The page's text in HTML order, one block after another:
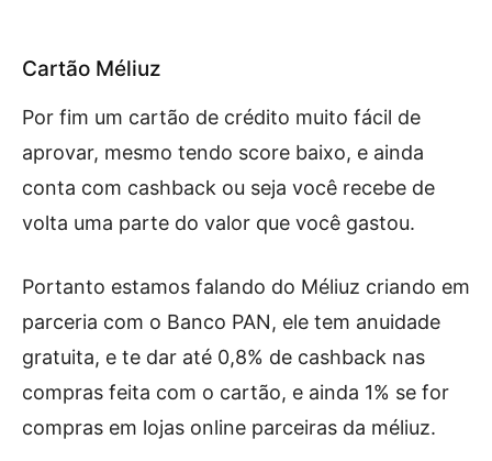
Cartão Méliuz
Por fim um cartão de crédito muito fácil de
aprovar, mesmo tendo score baixo, e ainda
conta com cashback ou seja você recebe de
volta uma parte do valor que você gastou.
Portanto estamos falando do Méliuz criando em
parceria com o Banco PAN, ele tem anuidade
gratuita, e te dar até 0,8% de cashback nas
compras feita com o cartão, e ainda 1% se for
compras em lojas online parceiras da méliuz.